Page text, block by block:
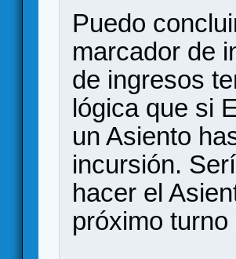
Puedo
marcador de
de ingresos
lógica que si
un Asiento
incursión.
hacer el
próximo turno